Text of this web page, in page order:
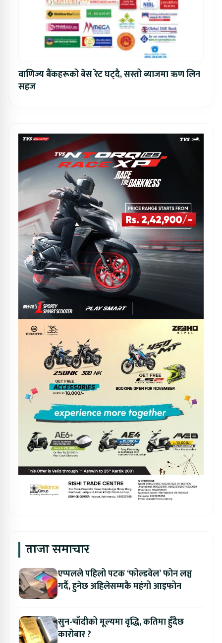
वाणिज्य बैंकहरूको बेस रेट घट्दै, सस्तो ब्याजमा ऋण लिन
सहज
ताजा समाचार
एप्पलले पहिलो पटक ‘फोल्डवेल’ फोन लञ्च
गर्दै, हुनेछ अहिलेसम्मकै महंगो आइफोन
सुन-चाँदीको मूल्यमा वृद्धि, कतिमा हुँदैछ
कारोबार ?